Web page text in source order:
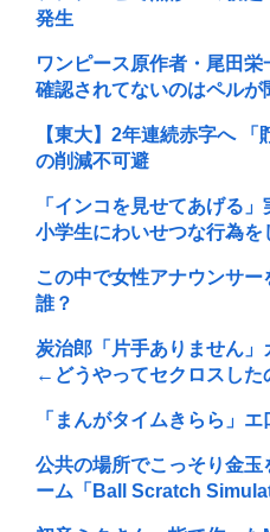
発生
ワンピース原作者・尾田
確認されてないのはペルが
【東大】2年連続赤字へ
の削減不可避
「インコを見せてあげる
小学生にわいせつな行為を
この中で女性アナウンサ
誰？
炭治郎「片手ありません」
←どうやってセクロスした
「まんがタイムきらら」
公共の場所でこっそり金
ーム「Ball Scratch